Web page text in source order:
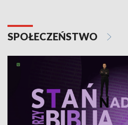
SPOŁECZEŃSTWO